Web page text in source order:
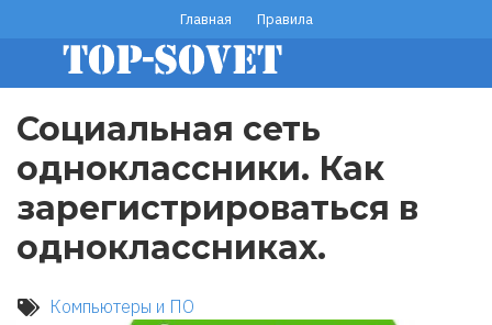
основному
содержанию
footer
menu
Главная Правила
Социальная сеть
одноклассники. Как
зарегистрироваться в
одноклассниках.
Компьютеры и ПО